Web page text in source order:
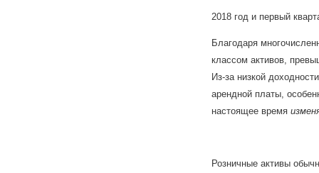
2018 год и первый
Благодаря
классом активов,
Из-за низкой
арендной платы,
настоящее время
Розничные активы